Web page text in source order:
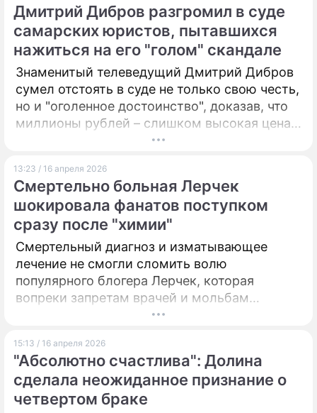
Дмитрий Дибров разгромил в суде
самарских юристов, пытавшихся
нажиться на его "голом" скандале
Знаменитый телеведущий Дмитрий Дибров
сумел отстоять в суде не только свою честь,
но и "оголенное достоинство", доказав, что
миллионы рублей – слишком высокая цена
за секундную оплошность перед камерой.
13:23 / 16 апреля 2026
Смертельно больная Лерчек
шокировала фанатов поступком
сразу после "химии"
Смертельный диагноз и изматывающее
лечение не смогли сломить волю
популярного блогера Лерчек, которая
вопреки запретам врачей и мольбам
близких бросилась в рабочую пучину прямо
15:13 / 16 апреля 2026
"Абсолютно счастлива": Долина
сделала неожиданное признание о
четвертом браке